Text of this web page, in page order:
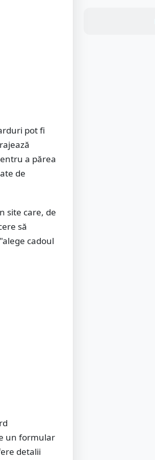
pot fi
a părea
de
site care, de
să
cadoul
un formular
detalii